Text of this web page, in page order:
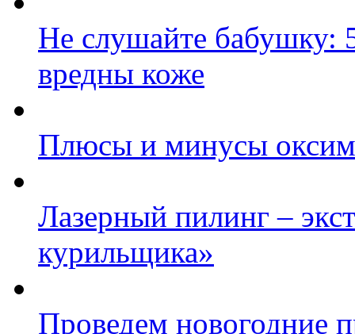
Не слушайте бабушку:
вредны коже
Плюсы и минусы
Лазерный пилинг –
курильщика»
Проведем новогодние